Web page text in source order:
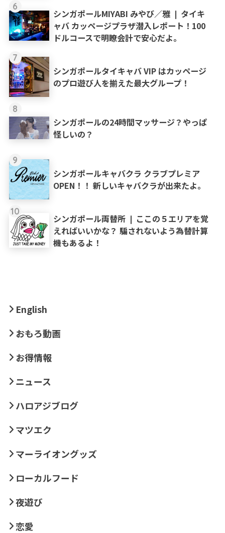
6
シンガポールMIYABI みやび／雅 ❘ タイキ
ャバ カッページプラザ潜入レポート！100
ドルコースで明瞭会計で安心だよ。
7
シンガポールタイキャバ VIP はカッページ
のプロ遊び人を揃えた最大グループ！
8
シンガポールの24時間マッサージ？やっぱ
怪しいの？
9
シンガポールキャバクラ クラブプレミア
OPEN！！ 新しいキャバクラが出来たよ。
10
シンガポール両替所 ❘ ここの５エリアを覚
えればいいかな？ 騙されないよう為替計算
機もあるよ！
English
おもろ動画
お得情報
ニュース
ハロアジブログ
マツエク
マーライオングッズ
ローカルフード
夜遊び
恋愛